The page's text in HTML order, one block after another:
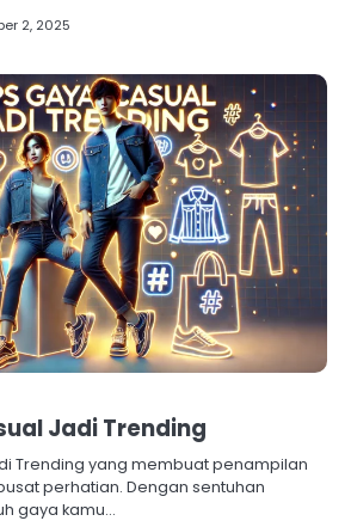
2, 2025
Jadi Trending
Trending yang membuat penampilan
perhatian. Dengan sentuhan
gaya kamu…